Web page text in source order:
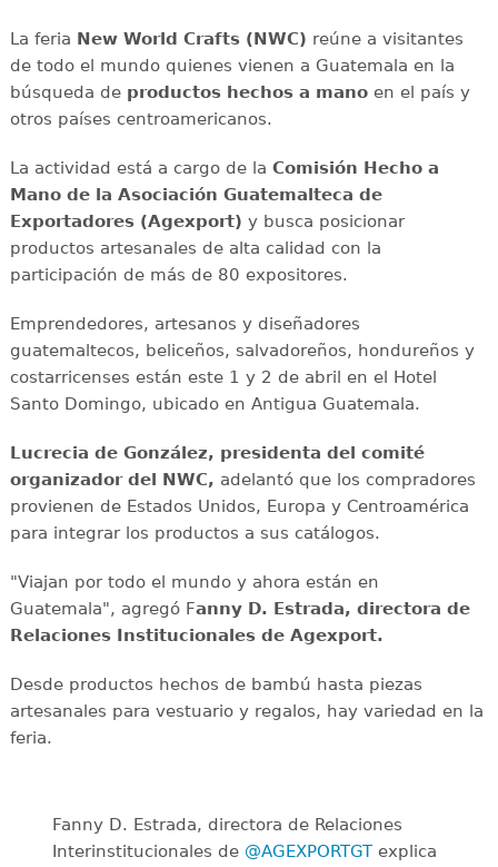
La feria New World Crafts (NWC) reúne a visitantes
de todo el mundo quienes vienen a Guatemala en la
búsqueda de productos hechos a manoen el país y
otros países centroamericanos.
La actividad está a cargo de la Comisión Hecho a
Mano de la Asociación Guatemalteca de
Exportadores (Agexport) y busca posicionar
productos artesanales de alta calidad con la
participación de más de 80 expositores.
Emprendedores, artesanos y diseñadores
guatemaltecos, beliceños, salvadoreños, hondureños y
costarricenses están este 1 y 2 de abril en el Hotel
Santo Domingo, ubicado en Antigua Guatemala.
Lucrecia de González, presidenta del comité
organizador del NWC, adelantó que los compradores
provienen de Estados Unidos, Europa y Centroamérica
para integrar los productos a sus catálogos.
"Viajan por todo el mundo y ahora están en
Guatemala", agregó Fanny D. Estrada, directora de
Relaciones Institucionales de Agexport.
Desde productos hechos de bambú hasta piezas
artesanales para vestuario y regalos, hay variedad en la
feria.
Fanny D. Estrada, directora de Relaciones
Interinstitucionales de @AGEXPORTGTexplica